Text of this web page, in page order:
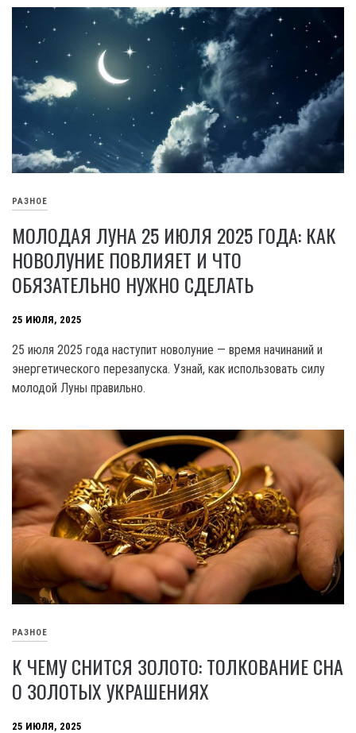
РАЗНОЕ
МОЛОДАЯ ЛУНА 25 ИЮЛЯ 2025 ГОДА: КАК
НОВОЛУНИЕ ПОВЛИЯЕТ И ЧТО
ОБЯЗАТЕЛЬНО НУЖНО СДЕЛАТЬ
25 ИЮЛЯ, 2025
25 июля 2025 года наступит новолуние — время начинаний и
энергетического перезапуска. Узнай, как использовать силу
молодой Луны правильно.
РАЗНОЕ
К ЧЕМУ СНИТСЯ ЗОЛОТО: ТОЛКОВАНИЕ СНА
О ЗОЛОТЫХ УКРАШЕНИЯХ
25 ИЮЛЯ, 2025